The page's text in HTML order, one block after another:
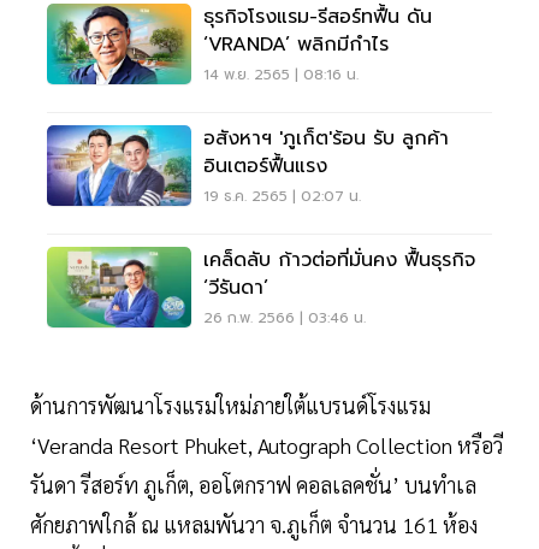
ธุรกิจโรงแรม-รีสอร์ทฟื้น ดัน
‘VRANDA’ พลิกมีกำไร
14 พ.ย. 2565 | 08:16 น.
อสังหาฯ 'ภูเก็ต'ร้อน รับ ลูกค้า
อินเตอร์ฟื้นแรง
19 ธ.ค. 2565 | 02:07 น.
เคล็ดลับ ก้าวต่อที่มั่นคง ฟื้นธุรกิจ
‘วีรันดา’
26 ก.พ. 2566 | 03:46 น.
ด้านการพัฒนาโรงแรมใหม่ภายใต้แบรนด์โรงแรม
‘Veranda Resort Phuket, Autograph Collection หรือวี
รันดา รีสอร์ท ภูเก็ต, ออโตกราฟ คอลเลคชั่น’ บนทำเล
ศักยภาพใกล้ ณ แหลมพันวา จ.ภูเก็ต จำนวน 161 ห้อง